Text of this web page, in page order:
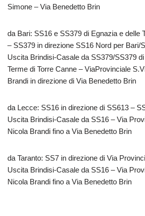
Simone – Via Benedetto Brin
da Bari: SS16 e SS379 di Egnazia e delle
– SS379 in direzione SS16 Nord per Bari/
Uscita Brindisi-Casale da SS379/SS379
Terme di Torre Canne – ViaProvinciale
Brandi in direzione di Via Benedetto Brin
da Lecce: SS16 in direzione di SS613 –
Uscita Brindisi-Casale da SS16 – Via
Nicola Brandi fino a Via Benedetto Brin
da Taranto: SS7 in direzione di Via
Uscita Brindisi-Casale da SS16 – Via
Nicola Brandi fino a Via Benedetto Brin